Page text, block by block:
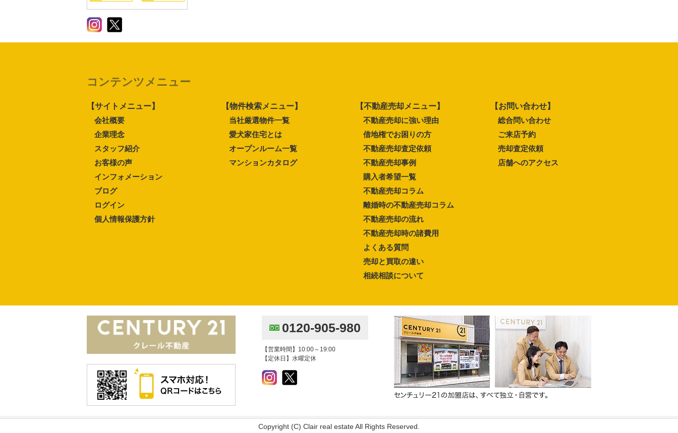
コンテンツメニュー
【サイトメニュー】
会社概要
企業理念
スタッフ紹介
お客様の声
インフォメーション
ブログ
ログイン
個人情報保護方針
【物件検索メニュー】
当社厳選物件一覧
愛犬家住宅とは
オープンルーム一覧
マンションカタログ
【不動産売却メニュー】
不動産売却に強い理由
借地権でお困りの方
不動産売却査定依頼
不動産売却事例
購入者希望一覧
不動産売却コラム
離婚時の不動産売却コラム
不動産売却の流れ
不動産売却時の諸費用
よくある質問
売却と買取の違い
相続相談について
【お問い合わせ】
総合問い合わせ
ご来店予約
売却査定依頼
店舗へのアクセス
0120-905-980
【営業時間】10:00～19:00
【定休日】水曜定休
Copyright (C) Clair real estate All Rights Reserved.